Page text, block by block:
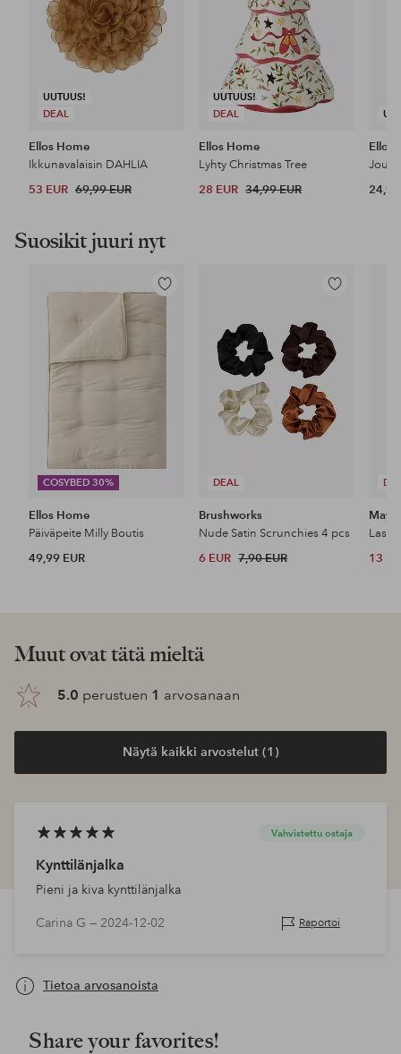
UUTUUS!
DEAL
Ellos Home
Ikkunavalaisin DAHLIA
53 EUR 69,99 EUR
UUTUUS!
DEAL
Ellos Home
Lyhty Christmas Tree
28 EUR 34,99 EUR
Ellos
24,99
Suosikit juuri nyt
COSYBED 30%
Lisää
Ellos Home
Päiväpeite Milly Boutis
49,99 EUR
DEAL
Lisää
Brushworks
Nude Satin Scrunchies 4 pcs
6 EUR 7,90 EUR 13
Muut ovat tätä mieltä
5.0 perustuen 1 arvosanaan
Näytä kaikki arvostelut (1)
Vahvistettu ostaja
Kynttilänjalka
Pieni ja kiva kynttilänjalka
Carina G — 2024-12-02 Raportoi
Tietoa arvosanoista
Share your favorites!